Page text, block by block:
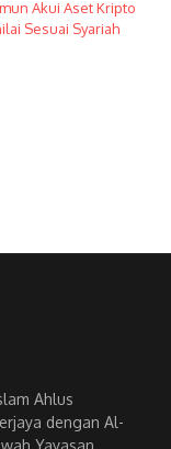
Akui Aset Kripto
Sesuai Syariah
Ahlus
dengan Al-
Yayasan